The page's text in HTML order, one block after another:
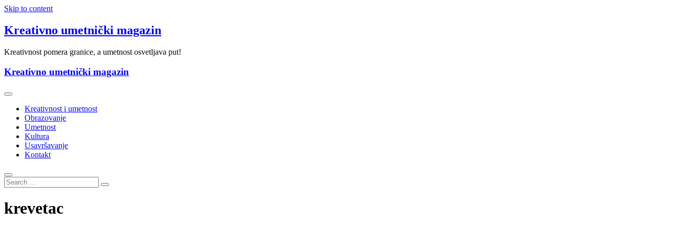
Skip to content
Kreativno umetnički magazin
Kreativnost pomera granice, a umetnost osvetljava put!
Kreativno umetnički magazin
Kreativnost i umetnost
Obrazovanje
Umetnost
Kultura
Usavršavanje
Kontakt
krevetac